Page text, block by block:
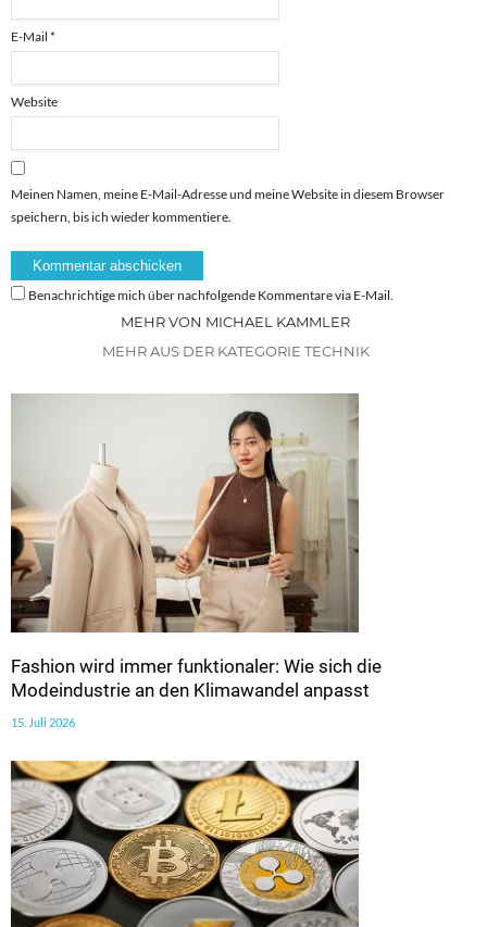
E-Mail *
Website
Meinen Namen, meine E-Mail-Adresse und meine Website in diesem Browser
speichern, bis ich wieder kommentiere.
Benachrichtige mich über nachfolgende Kommentare via E-Mail.
MEHR VON MICHAEL KAMMLER
MEHR AUS DER KATEGORIE TECHNIK
Fashion wird immer funktionaler: Wie sich die
Modeindustrie an den Klimawandel anpasst
15. Juli 2026